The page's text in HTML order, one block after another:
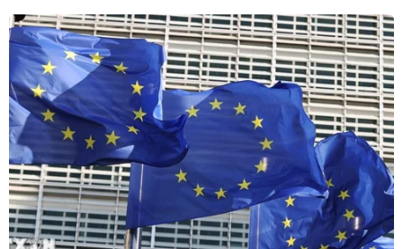
Giấy phép số: 1374/GP-BTTTT do Bộ Thông tin và Truyền thông
cấp ngày 11/9/2008.
Quảng cáo: Phó TBT Nguyễn Thị Tám: 093.5958688, Email:
tamvna@gmail.com
Điện thoại: (024) 39411349 - (024) 39411348, Fax: (024)
39411348
Email:vietnamplus2008@gmail.com
© Bản quyền thuộc về VietnamPlus, TTXVN. Cấm sao chép dưới